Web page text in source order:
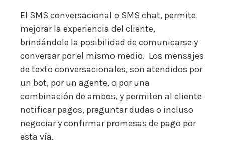
El SMS conversacional o SMS chat, permite
mejorar la experiencia del cliente,
brindándole la posibilidad de comunicarse y
conversar por el mismo medio. Los mensajes
de texto conversacionales, son atendidos por
un bot, por un agente, o por una
combinación de ambos, y permiten al cliente
notificar pagos, preguntar dudas o incluso
negociar y confirmar promesas de pago por
esta vía.